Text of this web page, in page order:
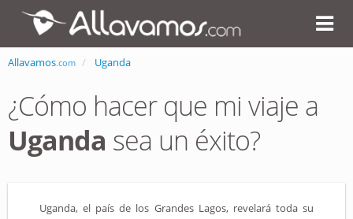
Allavamos.com Uganda
¿Cómo hacer que mi viaje a
Uganda sea un éxito?
Uganda, el país de los Grandes Lagos, revelará toda su